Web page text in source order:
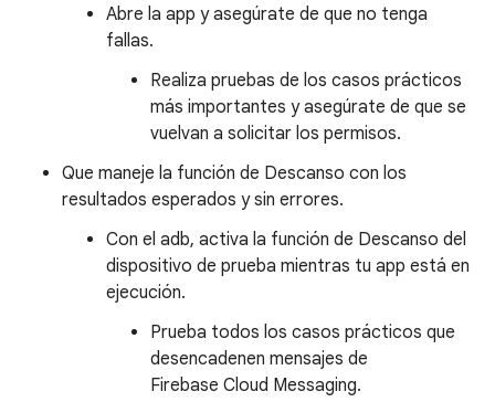
Abre la app y asegúrate de que no tenga
fallas.
Realiza pruebas de los casos prácticos
más importantes y asegúrate de que se
vuelvan a solicitar los permisos.
Que maneje la función de Descanso con los
resultados esperados y sin errores.
Con el adb, activa la función de Descanso del
dispositivo de prueba mientras tu app está en
ejecución.
Prueba todos los casos prácticos que
desencadenen mensajes de
Firebase Cloud Messaging.